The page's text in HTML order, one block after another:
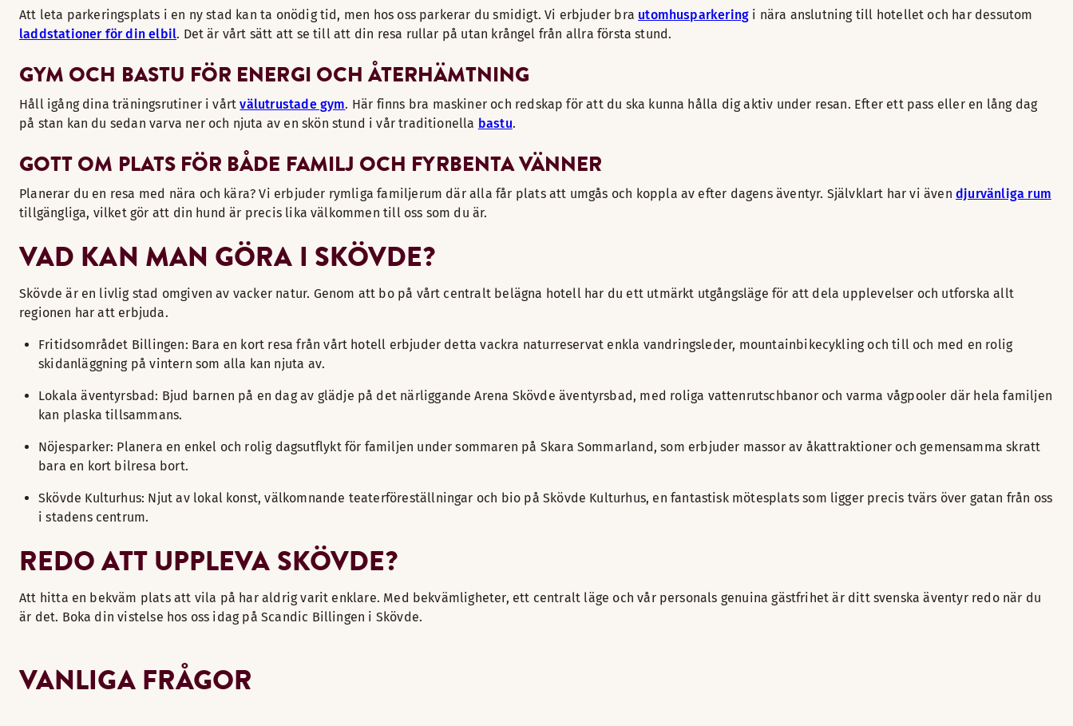
Att leta parkeringsplats i en ny stad kan ta onödig tid, men hos oss parkerar du smidigt. Vi erbjuder bra utomhusparkering i nära anslutning till hotellet och har dessutom
laddstationer för din elbil. Det är vårt sätt att se till att din resa rullar på utan krångel från allra första stund.
GYM OCH BASTU FÖR ENERGI OCH ÅTERHÄMTNING
Håll igång dina träningsrutiner i vårtvälutrustade gym. Här finns bra maskiner och redskap för att du ska kunna hålla dig aktiv under resan. Efter ett pass eller en lång dag
på stan kan du sedan varva ner och njuta av en skön stund i vår traditionella bastu.
GOTT OM PLATS FÖR BÅDE FAMILJ OCH FYRBENTA VÄNNER
Planerar du en resa med nära och kära? Vi erbjuder rymliga familjerum där alla får plats att umgås och koppla av efter dagens äventyr. Självklart har vi ävendjurvänliga rum
tillgängliga, vilket gör att din hund är precis lika välkommen till oss som du är.
VAD KAN MAN GÖRA I SKÖVDE?
Skövde är en livlig stad omgiven av vacker natur. Genom att bo på vårt centralt belägna hotell har du ett utmärkt utgångsläge för att dela upplevelser och utforska allt
regionen har att erbjuda.
Fritidsområdet Billingen: Bara en kort resa från vårt hotell erbjuder detta vackra naturreservat enkla vandringsleder, mountainbikecykling och till och med en rolig
skidanläggning på vintern som alla kan njuta av.
Lokala äventyrsbad: Bjud barnen på en dag av glädje på det närliggande Arena Skövde äventyrsbad, med roliga vattenrutschbanor och varma vågpooler där hela familjen
kan plaska tillsammans.
Nöjesparker: Planera en enkel och rolig dagsutflykt för familjen under sommaren på Skara Sommarland, som erbjuder massor av åkattraktioner och gemensamma skratt
bara en kort bilresa bort.
Skövde Kulturhus: Njut av lokal konst, välkomnande teaterföreställningar och bio på Skövde Kulturhus, en fantastisk mötesplats som ligger precis tvärs över gatan från oss
i stadens centrum.
REDO ATT UPPLEVA SKÖVDE?
Att hitta en bekväm plats att vila på har aldrig varit enklare. Med bekvämligheter, ett centralt läge och vår personals genuina gästfrihet är ditt svenska äventyr redo när du
är det. Boka din vistelse hos oss idag på Scandic Billingen i Skövde.
VANLIGA FRÅGOR